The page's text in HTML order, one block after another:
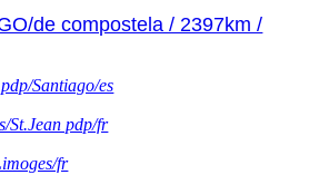
de compostela / 2397km /
Santiago/es
St.Jean pdp/fr
fr